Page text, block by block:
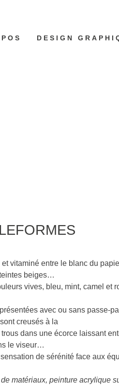
DESIGN
vitaminé entre le blanc du
beiges…
vives, bleu, mint, camel et
avec ou sans passe-
creusés à la
dans une écorce laissant
le viseur…
de sérénité face aux
matériaux, peinture acrylique